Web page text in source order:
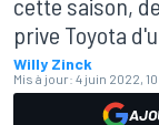
prive Toyota
Willy Zinck
Mis à jour: 4 juin 2022,